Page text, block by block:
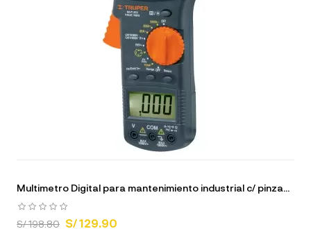
Multimetro Digital para mantenimiento industrial c/ pinza...
S/ 198.80 S/ 129.90